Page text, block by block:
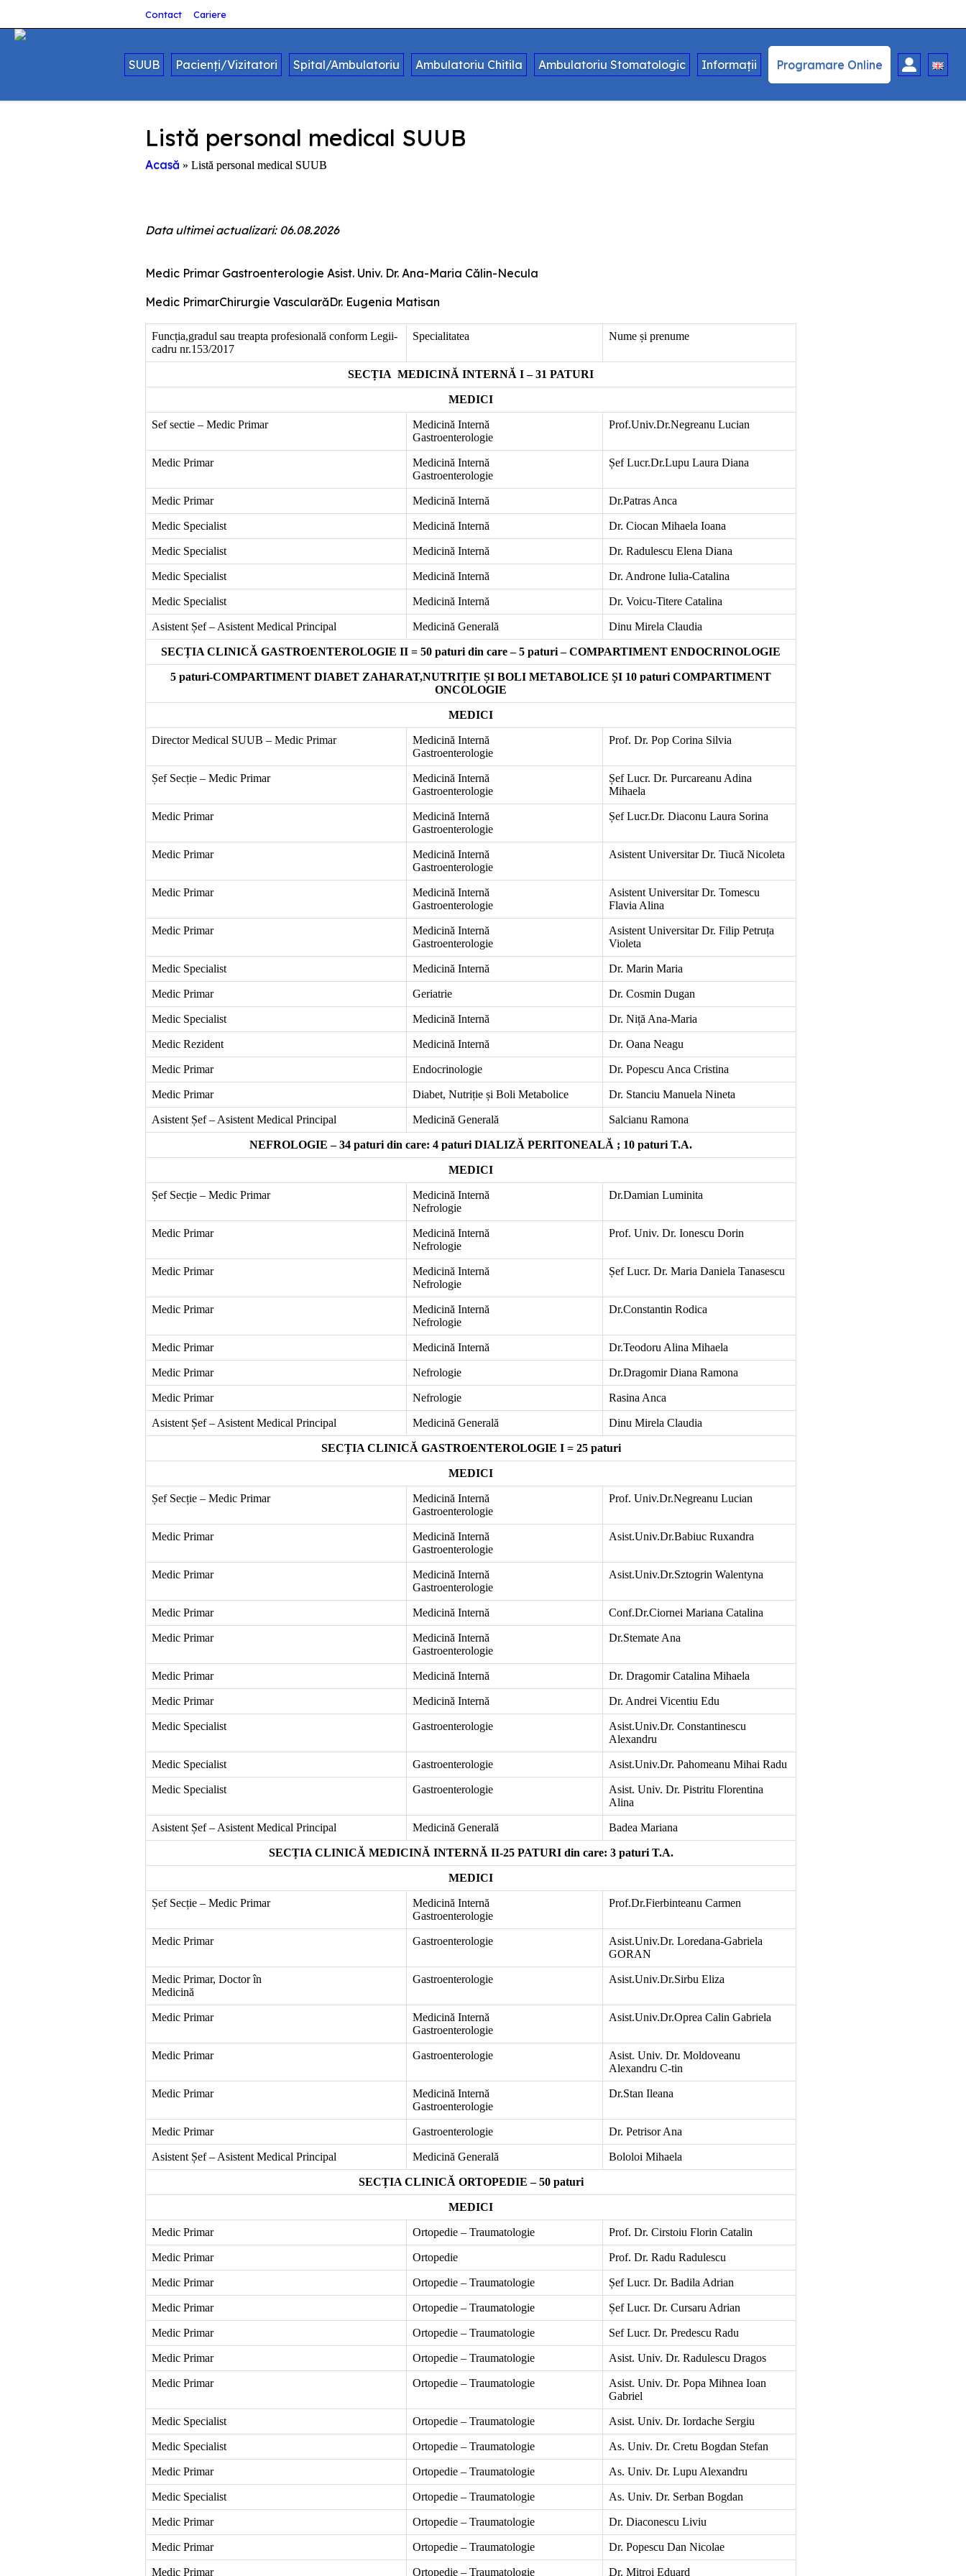
Contact Cariere
SUUB Pacienți/Vizitatori Spital/Ambulatoriu Ambulatoriu Chitila Ambulatoriu Stomatologic Informații Programare Online
Listă personal medical SUUB
Acasă » Listă personal medical SUUB
Data ultimei actualizari: 06.08.2026
Medic Primar Gastroenterologie Asist. Univ. Dr. Ana-Maria Călin-Necula
Medic PrimarChirurgie VascularăDr. Eugenia Matisan
Funcția,gradul sau treapta profesională conform Legii-
cadru nr.153/2017
Specialitatea Nume și prenume
SECȚIA MEDICINĂ INTERNĂ I – 31 PATURI
MEDICI
Sef sectie – Medic Primar
Medicină Internă
Gastroenterologie
Prof.Univ.Dr.Negreanu Lucian
Medic Primar
Medicină Internă
Gastroenterologie
Șef Lucr.Dr.Lupu Laura Diana
Medic Primar Medicină Internă Dr.Patras Anca
Medic Specialist Medicină Internă Dr. Ciocan Mihaela Ioana
Medic Specialist Medicină Internă Dr. Radulescu Elena Diana
Medic Specialist Medicină Internă Dr. Androne Iulia-Catalina
Medic Specialist Medicină Internă Dr. Voicu-Titere Catalina
Asistent Șef – Asistent Medical Principal Medicină Generală Dinu Mirela Claudia
SECȚIA CLINICĂ GASTROENTEROLOGIE II = 50 paturi din care – 5 paturi – COMPARTIMENT ENDOCRINOLOGIE
5 paturi-COMPARTIMENT DIABET ZAHARAT,NUTRIȚIE ȘI BOLI METABOLICE ȘI 10 paturi COMPARTIMENT
ONCOLOGIE
MEDICI
Director Medical SUUB – Medic Primar
Medicină Internă
Gastroenterologie
Prof. Dr. Pop Corina Silvia
Șef Secție – Medic Primar
Medicină Internă
Gastroenterologie
Șef Lucr. Dr. Purcareanu Adina
Mihaela
Medic Primar
Medicină Internă
Gastroenterologie
Șef Lucr.Dr. Diaconu Laura Sorina
Medic Primar
Medicină Internă
Gastroenterologie
Asistent Universitar Dr. Tiucă Nicoleta
Medic Primar
Medicină Internă
Gastroenterologie
Asistent Universitar Dr. Tomescu
Flavia Alina
Medic Primar
Medicină Internă
Gastroenterologie
Asistent Universitar Dr. Filip Petruța
Violeta
Medic Specialist Medicină Internă Dr. Marin Maria
Medic Primar Geriatrie Dr. Cosmin Dugan
Medic Specialist Medicină Internă Dr. Niță Ana-Maria
Medic Rezident Medicină Internă Dr. Oana Neagu
Medic Primar Endocrinologie Dr. Popescu Anca Cristina
Medic Primar Diabet, Nutriție și Boli Metabolice Dr. Stanciu Manuela Nineta
Asistent Șef – Asistent Medical Principal Medicină Generală Salcianu Ramona
NEFROLOGIE – 34 paturi din care: 4 paturi DIALIZĂ PERITONEALĂ ; 10 paturi T.A.
MEDICI
Șef Secție – Medic Primar
Medicină Internă
Nefrologie
Dr.Damian Luminita
Medic Primar
Medicină Internă
Nefrologie
Prof. Univ. Dr. Ionescu Dorin
Medic Primar
Medicină Internă
Nefrologie
Șef Lucr. Dr. Maria Daniela Tanasescu
Medic Primar
Medicină Internă
Nefrologie
Dr.Constantin Rodica
Medic Primar Medicină Internă Dr.Teodoru Alina Mihaela
Medic Primar Nefrologie Dr.Dragomir Diana Ramona
Medic Primar Nefrologie Rasina Anca
Asistent Șef – Asistent Medical Principal Medicină Generală Dinu Mirela Claudia
SECȚIA CLINICĂ GASTROENTEROLOGIE I = 25 paturi
MEDICI
Șef Secție – Medic Primar
Medicină Internă
Gastroenterologie
Prof. Univ.Dr.Negreanu Lucian
Medic Primar
Medicină Internă
Gastroenterologie
Asist.Univ.Dr.Babiuc Ruxandra
Medic Primar
Medicină Internă
Gastroenterologie
Asist.Univ.Dr.Sztogrin Walentyna
Medic Primar Medicină Internă Conf.Dr.Ciornei Mariana Catalina
Medic Primar
Medicină Internă
Gastroenterologie
Dr.Stemate Ana
Medic Primar Medicină Internă Dr. Dragomir Catalina Mihaela
Medic Primar Medicină Internă Dr. Andrei Vicentiu Edu
Medic Specialist Gastroenterologie
Asist.Univ.Dr. Constantinescu
Alexandru
Medic Specialist Gastroenterologie Asist.Univ.Dr. Pahomeanu Mihai Radu
Medic Specialist Gastroenterologie
Asist. Univ. Dr. Pistritu Florentina
Alina
Asistent Șef – Asistent Medical Principal Medicină Generală Badea Mariana
SECȚIA CLINICĂ MEDICINĂ INTERNĂ II-25 PATURI din care: 3 paturi T.A.
MEDICI
Șef Secție – Medic Primar
Medicină Internă
Gastroenterologie
Prof.Dr.Fierbinteanu Carmen
Medic Primar Gastroenterologie
Asist.Univ.Dr. Loredana-Gabriela
GORAN
Medic Primar, Doctor în
Medicină
Gastroenterologie Asist.Univ.Dr.Sirbu Eliza
Medic Primar
Medicină Internă
Gastroenterologie
Asist.Univ.Dr.Oprea Calin Gabriela
Medic Primar Gastroenterologie
Asist. Univ. Dr. Moldoveanu
Alexandru C-tin
Medic Primar
Medicină Internă
Gastroenterologie
Dr.Stan Ileana
Medic Primar Gastroenterologie Dr. Petrisor Ana
Asistent Șef – Asistent Medical Principal Medicină Generală Bololoi Mihaela
SECȚIA CLINICĂ ORTOPEDIE – 50 paturi
MEDICI
Medic Primar Ortopedie – Traumatologie Prof. Dr. Cirstoiu Florin Catalin
Medic Primar Ortopedie Prof. Dr. Radu Radulescu
Medic Primar Ortopedie – Traumatologie Șef Lucr. Dr. Badila Adrian
Medic Primar Ortopedie – Traumatologie Șef Lucr. Dr. Cursaru Adrian
Medic Primar Ortopedie – Traumatologie Sef Lucr. Dr. Predescu Radu
Medic Primar Ortopedie – Traumatologie Asist. Univ. Dr. Radulescu Dragos
Medic Primar Ortopedie – Traumatologie
Asist. Univ. Dr. Popa Mihnea Ioan
Gabriel
Medic Specialist Ortopedie – Traumatologie Asist. Univ. Dr. Iordache Sergiu
Medic Specialist Ortopedie – Traumatologie As. Univ. Dr. Cretu Bogdan Stefan
Medic Primar Ortopedie – Traumatologie As. Univ. Dr. Lupu Alexandru
Medic Specialist Ortopedie – Traumatologie As. Univ. Dr. Serban Bogdan
Medic Primar Ortopedie – Traumatologie Dr. Diaconescu Liviu
Medic Primar Ortopedie – Traumatologie Dr. Popescu Dan Nicolae
Medic Primar Ortopedie – Traumatologie Dr. Mitroi Eduard